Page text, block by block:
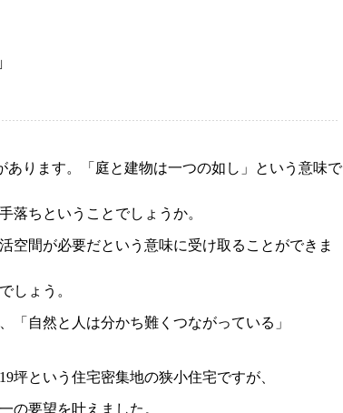
あります。「庭と建物は一つの如し」という意味で
落ちということでしょうか。
空間が必要だという意味に受け取ることができま
しょう。
「自然と人は分かち難くつながっている」
坪という住宅密集地の狭小住宅ですが、
の要望を叶えました。